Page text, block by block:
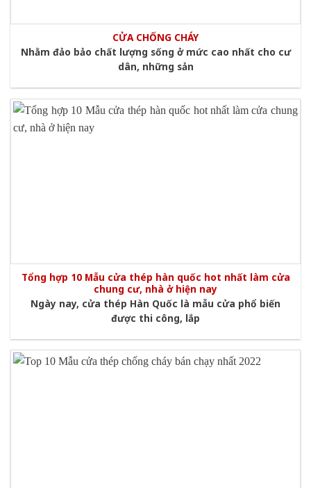
CỬA CHỐNG CHÁY
Nhằm đảo bảo chất lượng sống ở mức cao nhất cho cư
dân, những sản
Tổng hợp 10 Mẫu cửa thép hàn quốc hot nhất làm cửa
chung cư, nhà ở hiện nay
Ngày nay, cửa thép Hàn Quốc là mẫu cửa phổ biến
được thi công, lắp